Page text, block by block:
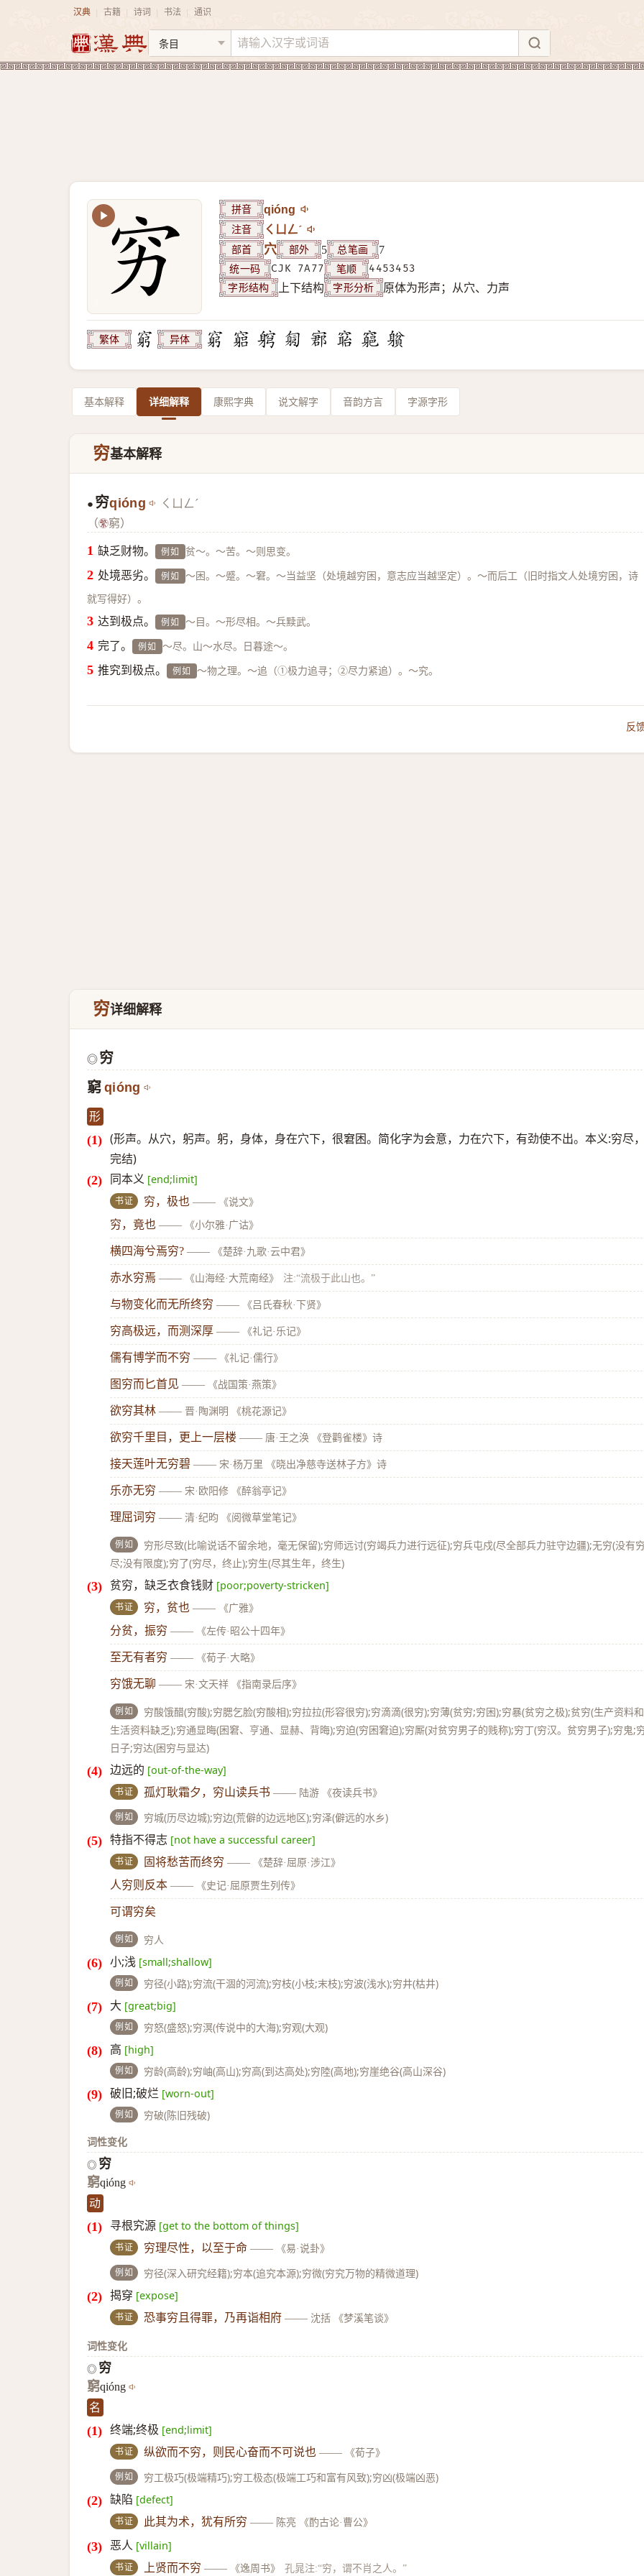
汉典 古籍 诗词 书法 通识
拼音 qióng
注音 ㄑㄩㄥˊ
部首 穴 部外 5 总笔画 7
统一码 CJK 7A77 笔顺 4453453
字形结构 上下结构 字形分析 原体为形声；从穴、力声
繁体 异体
基本解释 详细解释 康熙字典 说文解字 音韵方言 字源字形
穷基本解释
● 穷qióng ㄑㄩㄥˊ
（
窮）
缺乏财物。 例如 贫～。～苦。～则思变。
处境恶劣。 例如 ～困。～蹙。～窘。～当益坚（处境越穷困，意志应当越坚定）。～而后工（旧时指文人处境穷困，诗
就写得好）。
达到极点。 例如 ～目。～形尽相。～兵黩武。
完了。 例如 ～尽。山～水尽。日暮途～。
推究到极点。 例如 ～物之理。～追（①极力追寻；②尽力紧追）。～究。
反
穷详细解释
◎穷
窮 qióng
形
(形声。从穴，躬声。躬，身体，身在穴下，很窘困。简化字为会意，力在穴下，有劲使不出。本义:穷尽
完结)
同本义 [end;limit]
书证 穷，极也 —— 《说文》
穷，竟也 —— 《小尔雅·广诂》
横四海兮焉穷? —— 《楚辞·九歌·云中君》
赤水穷焉 —— 《山海经·大荒南经》 注:“流极于此山也。”
与物变化而无所终穷 —— 《吕氏春秋·下贤》
穷高极远，而测深厚 —— 《礼记·乐记》
儒有博学而不穷 —— 《礼记·儒行》
图穷而匕首见 —— 《战国策·燕策》
欲穷其林 —— 晋·陶渊明 《桃花源记》
欲穷千里目，更上一层楼 —— 唐·王之涣 《登鹳雀楼》诗
接天莲叶无穷碧 —— 宋·杨万里 《晓出净慈寺送林子方》诗
乐亦无穷 —— 宋·欧阳修 《醉翁亭记》
理屈词穷 —— 清·纪昀 《阅微草堂笔记》
例如
穷形尽致(比喻说话不留余地，毫无保留);穷师远讨(穷竭兵力进行远征);穷兵屯戍(尽全部兵力驻守边疆);无穷(没有
尽;没有限度);穷了(穷尽，终止);穷生(尽其生年，终生)
贫穷，缺乏衣食钱财 [poor;poverty-stricken]
书证 穷，贫也 —— 《广雅》
分贫，振穷 —— 《左传·昭公十四年》
至无有者穷 —— 《荀子·大略》
穷饿无聊 —— 宋·文天祥 《指南录后序》
例如
穷酸饿醋(穷酸);穷腮乞脸(穷酸相);穷拉拉(形容很穷);穷滴滴(很穷);穷薄(贫穷;穷困);穷暴(贫穷之极);贫穷(生产资料和
生活资料缺乏);穷通显晦(困窘、亨通、显赫、背晦);穷迫(穷困窘迫);穷厮(对贫穷男子的贱称);穷丁(穷汉。贫穷男子);穷鬼;
日子;穷达(困穷与显达)
边远的 [out-of-the-way]
书证 孤灯耿霜夕，穷山读兵书 —— 陆游 《夜读兵书》
例如 穷城(历尽边城);穷边(荒僻的边远地区);穷泽(僻远的水乡)
特指不得志 [not have a successful career]
书证 固将愁苦而终穷 —— 《楚辞·屈原·涉江》
人穷则反本 —— 《史记·屈原贾生列传》
可谓穷矣
例如 穷人
小;浅 [small;shallow]
例如 穷径(小路);穷流(干涸的河流);穷枝(小枝;末枝);穷波(浅水);穷井(枯井)
大 [great;big]
例如 穷怒(盛怒);穷溟(传说中的大海);穷观(大观)
高 [high]
例如 穷龄(高龄);穷岫(高山);穷高(到达高处);穷陸(高地);穷崖绝谷(高山深谷)
破旧;破烂 [worn-out]
例如
穷破(陈旧残破)
词性变化
◎ 穷
窮qióng
动
寻根究源 [get to the bottom of things]
书证 穷理尽性，以至于命 —— 《易·说卦》
例如 穷径(深入研究经籍);穷本(追究本源);穷微(穷究万物的精微道理)
揭穿 [expose]
书证 恐事穷且得罪，乃再诣相府 —— 沈括 《梦溪笔谈》
词性变化
◎ 穷
窮qióng
名
终端;终极 [end;limit]
书证 纵欲而不穷，则民心奋而不可说也 —— 《荀子》
例如 穷工极巧(极端精巧);穷工极态(极端工巧和富有风致);穷凶(极端凶恶)
缺陷 [defect]
书证 此其为术，犹有所穷 —— 陈亮 《酌古论·曹公》
恶人 [villain]
书证 上贤而不穷 —— 《逸周书》 孔晁注:“穷，谓不肖之人。”